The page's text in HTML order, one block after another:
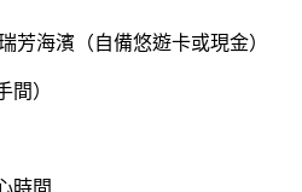
芳海濱（自備悠遊卡或現金）
間）
時間